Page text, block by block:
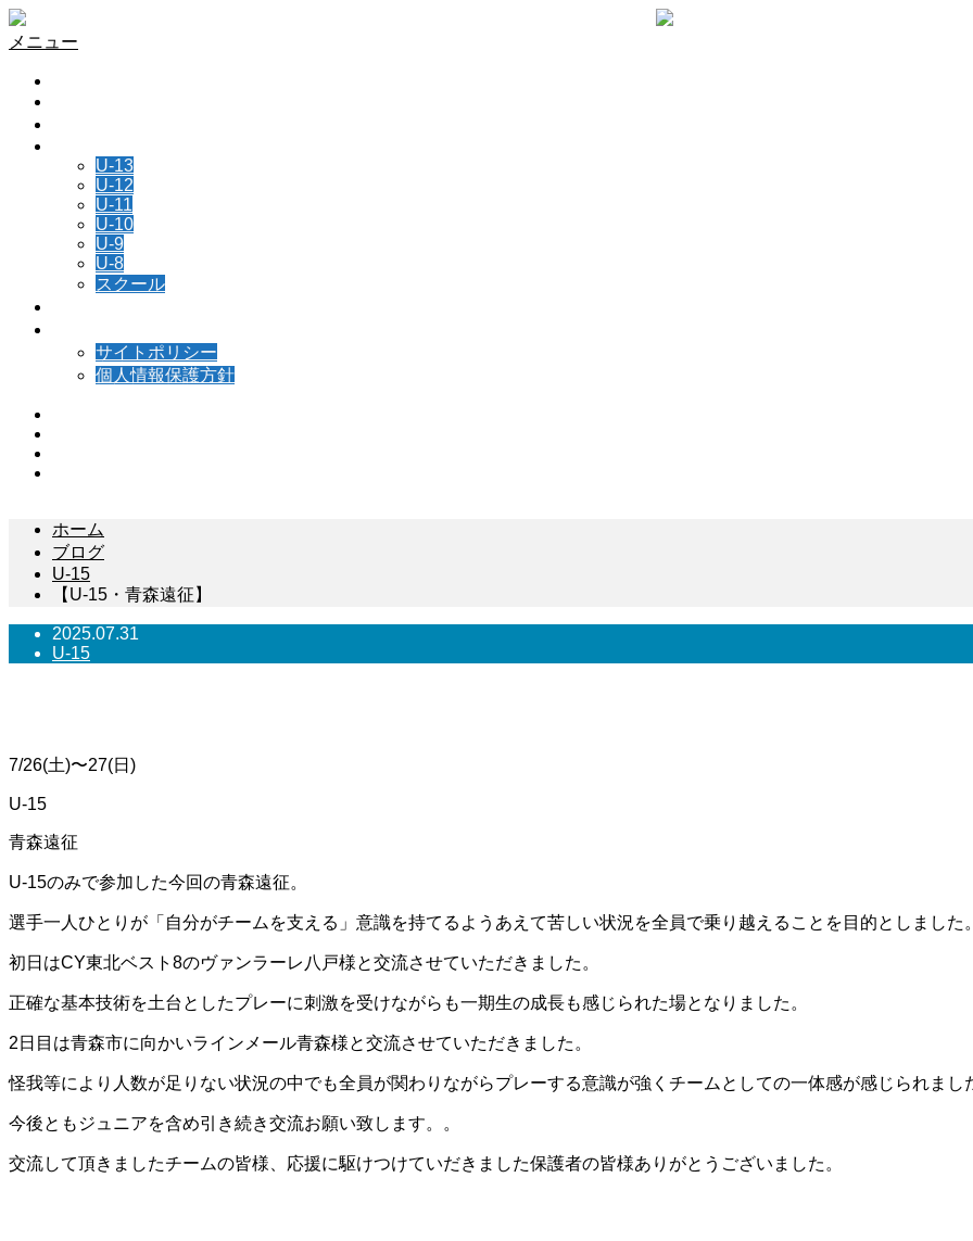
メニュー
U-13
U-12
U-11
U-10
U-9
U-8
スクール
サイトポリシー
個人情報保護方針
ホーム
ブログ
U-15
【U-15・青森遠征】
2025.07.31
U-15
7/26(土)〜27(日)
U-15
青森遠征
U-15のみで参加した今回の青森遠征。
選手一人ひとりが「自分がチームを支える」意識を持てるようあえて苦しい状況を全員で乗り越えることを目的としました
初日はCY東北ベスト8のヴァンラーレ八戸様と交流させていただきました。
正確な基本技術を土台としたプレーに刺激を受けながらも一期生の成長も感じられた場となりました。
2日目は青森市に向かいラインメール青森様と交流させていただきました。
怪我等により人数が足りない状況の中でも全員が関わりながらプレーする意識が強くチームとしての一体感が感じられまし
今後ともジュニアを含め引き続き交流お願い致します。。
交流して頂きましたチームの皆様、応援に駆けつけていだきました保護者の皆様ありがとうございました。